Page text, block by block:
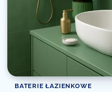
BATERIE ŁAZIENKOWE